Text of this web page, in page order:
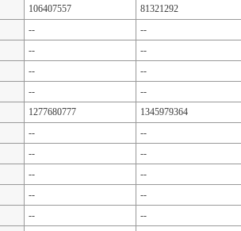
106407557 81321292
-- --
-- --
-- --
-- --
1277680777 1345979364
-- --
-- --
-- --
-- --
-- --